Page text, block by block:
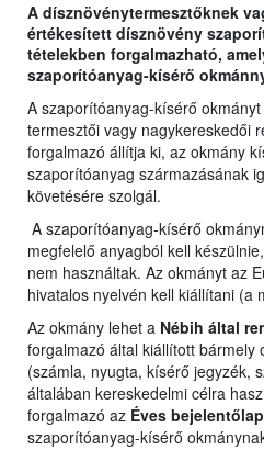
A dísznövénytermesztőknek
értékesített dísznövény
tételekben forgalmazható,
szaporítóanyag-kísérő
A szaporítóanyag-kísérő
termesztői vagy nagykereskedői
forgalmazó állítja ki, az okmány
szaporítóanyag származásának
követésére szolgál.
A szaporítóanyag-kísérő
megfelelő anyagból kell
nem használtak. Az okmányt az
hivatalos nyelvén kell kiállítani (a
Az okmány lehet a Nébih által
forgalmazó által kiállított bármely
(számla, nyugta, kísérő jegyzék,
általában kereskedelmi célra
forgalmazó az Éves bejelentőlap
szaporítóanyag-kísérő